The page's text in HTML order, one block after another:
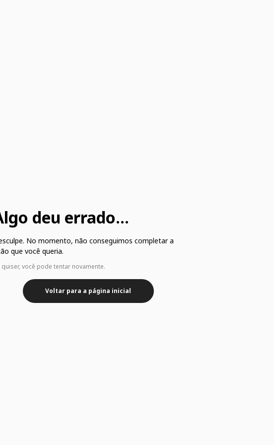
deu errado...
No momento, não conseguimos completar a
que você queria.
quiser, você pode tentar novamente.
Voltar para a página inicial